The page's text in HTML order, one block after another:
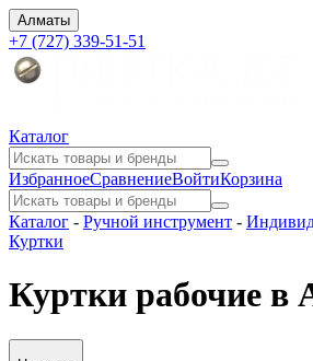
Алматы
+7 (727) 339-51-51
Каталог
ИзбранноеСравнениеВойтиКорзина
Каталог - Ручной инструмент -
Куртки
Куртки рабочие в